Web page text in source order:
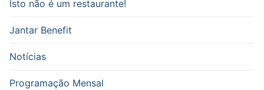
Isto não é um restaurante!
Jantar Benefit
Notícias
Programação Mensal